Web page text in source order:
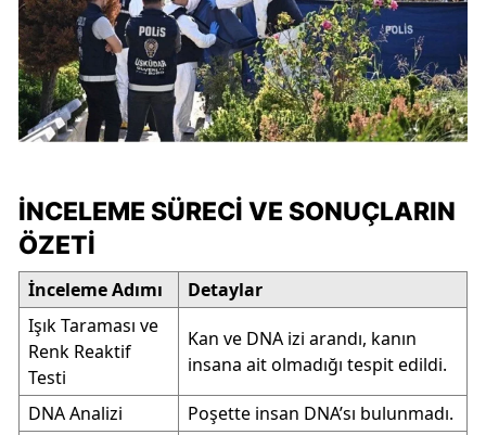
İNCELEME SÜRECI VE SONUÇLARIN
ÖZETI
İnceleme Adımı
Detaylar
Işık Taraması ve
Renk Reaktif
Testi
Kan ve DNA izi arandı, kanın
insana ait olmadığı tespit edildi.
DNA Analizi
Poşette insan DNA’sı bulunmadı.